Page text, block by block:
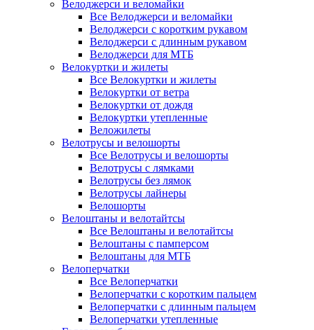
Велоджерси и веломайки
Все Велоджерси и веломайки
Велоджерси с коротким рукавом
Велоджерси с длинным рукавом
Велоджерси для МТБ
Велокуртки и жилеты
Все Велокуртки и жилеты
Велокуртки от ветра
Велокуртки от дождя
Велокуртки утепленные
Веложилеты
Велотрусы и велошорты
Все Велотрусы и велошорты
Велотрусы с лямками
Велотрусы без лямок
Велотрусы лайнеры
Велошорты
Велоштаны и велотайтсы
Все Велоштаны и велотайтсы
Велоштаны с памперсом
Велоштаны для МТБ
Велоперчатки
Все Велоперчатки
Велоперчатки с коротким пальцем
Велоперчатки с длинным пальцем
Велоперчатки утепленные